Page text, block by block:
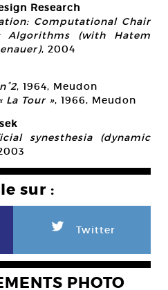
Research
Computational Chair
Algorithms (with Hatem
, 2004
, 1964, Meudon
Tour », 1966, Meudon
synesthesia (dynamic
sur :
L Twitter
PHOTO